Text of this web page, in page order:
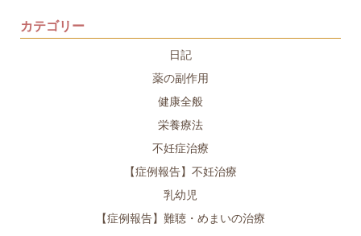
カテゴリー
日記
薬の副作用
健康全般
栄養療法
不妊症治療
【症例報告】不妊治療
乳幼児
【症例報告】難聴・めまいの治療